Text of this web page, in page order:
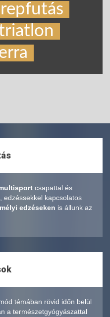
csapattal és
edzéssekkel kapcsolatos
edzéseken is állunk az
témában rövid időn belül
a természetgyógyászattal